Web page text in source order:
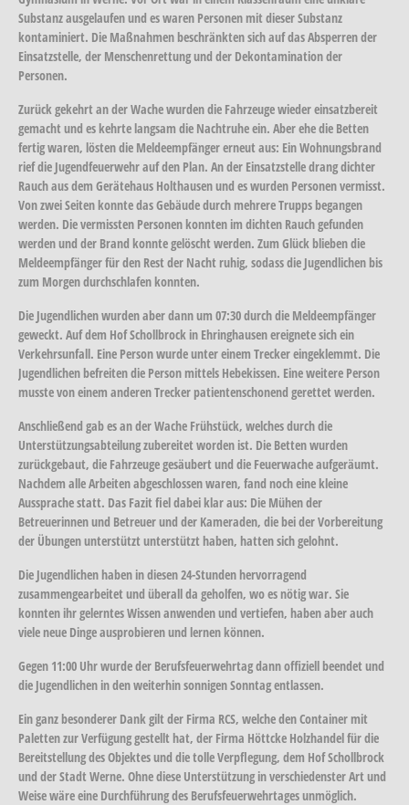
Substanz ausgelaufen und es waren Personen mit dieser Substanz
kontaminiert. Die Maßnahmen beschränkten sich auf das Absperren der
Einsatzstelle, der Menschenrettung und der Dekontamination der
Personen.
Zurück gekehrt an der Wache wurden die Fahrzeuge wieder einsatzbereit
gemacht und es kehrte langsam die Nachtruhe ein. Aber ehe die Betten
fertig waren, lösten die Meldeempfänger erneut aus: Ein Wohnungsbrand
rief die Jugendfeuerwehr auf den Plan. An der Einsatzstelle drang dichter
Rauch aus dem Gerätehaus Holthausen und es wurden Personen vermisst.
Von zwei Seiten konnte das Gebäude durch mehrere Trupps begangen
werden. Die vermissten Personen konnten im dichten Rauch gefunden
werden und der Brand konnte gelöscht werden. Zum Glück blieben die
Meldeempfänger für den Rest der Nacht ruhig, sodass die Jugendlichen bis
zum Morgen durchschlafen konnten.
Die Jugendlichen wurden aber dann um 07:30 durch die Meldeempfänger
geweckt. Auf dem Hof Schollbrock in Ehringhausen ereignete sich ein
Verkehrsunfall. Eine Person wurde unter einem Trecker eingeklemmt. Die
Jugendlichen befreiten die Person mittels Hebekissen. Eine weitere Person
musste von einem anderen Trecker patientenschonend gerettet werden.
Anschließend gab es an der Wache Frühstück, welches durch die
Unterstützungsabteilung zubereitet worden ist. Die Betten wurden
zurückgebaut, die Fahrzeuge gesäubert und die Feuerwache aufgeräumt.
Nachdem alle Arbeiten abgeschlossen waren, fand noch eine kleine
Aussprache statt. Das Fazit fiel dabei klar aus: Die Mühen der
Betreuerinnen und Betreuer und der Kameraden, die bei der Vorbereitung
der Übungen unterstützt unterstützt haben, hatten sich gelohnt.
Die Jugendlichen haben in diesen 24-Stunden hervorragend
zusammengearbeitet und überall da geholfen, wo es nötig war. Sie
konnten ihr gelerntes Wissen anwenden und vertiefen, haben aber auch
viele neue Dinge ausprobieren und lernen können.
Gegen 11:00 Uhr wurde der Berufsfeuerwehrtag dann offiziell beendet und
die Jugendlichen in den weiterhin sonnigen Sonntag entlassen.
Ein ganz besonderer Dank gilt der Firma RCS, welche den Container mit
Paletten zur Verfügung gestellt hat, der Firma Höttcke Holzhandel für die
Bereitstellung des Objektes und die tolle Verpflegung, dem Hof Schollbrock
und der Stadt Werne. Ohne diese Unterstützung in verschiedenster Art und
Weise wäre eine Durchführung des Berufsfeuerwehrtages unmöglich.